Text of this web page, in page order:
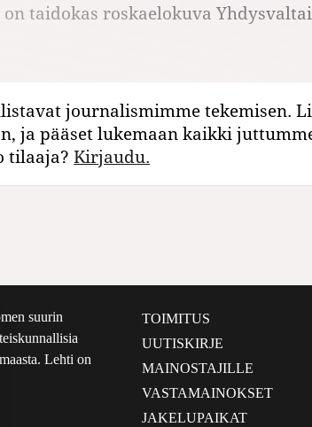
taidokas roskaelokuva
journalismimme tekemisen.
ja pääset lukemaan kaikki
tilaaja?Kirjaudu.
suurin
Lehti on
TOIMITUS
UUTISKIRJE
MAINOSTAJILLE
VASTAMAINOKSET
JAKELUPAIKAT